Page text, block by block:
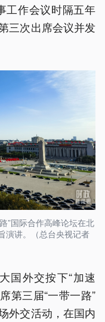
工作会议时隔五年
三次出席会议并发
”国际合作高峰论坛在北
演讲。（总台央视记者
国外交按下“加速
第三届“一带一路”
外交活动，在国内